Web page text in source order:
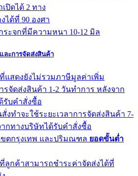
ปิดได้ 2 ทาง
ได้ที่ 90 องศา
ระจกที่มีความหนา 10-12 มิล
ละการจัดส่งสินค้า
แสดงยังไม่รวมภาษีมูลค่าเพิ่ม
รจัดส่งสินค้า 1-2 วันทำการ หลังจาก
รับคำสั่งซื้อ
งทำจะใช้ระยะเวลาการจัดส่งสินค้า 7-
ากทางบริษัทได้รับคำสั่งซื้อ
ขตกรุงเทพ และปริมณฑล ยอดขั้นต่ำ
ลูกค้าสามารถชำระค่าจัดส่งได้ที่